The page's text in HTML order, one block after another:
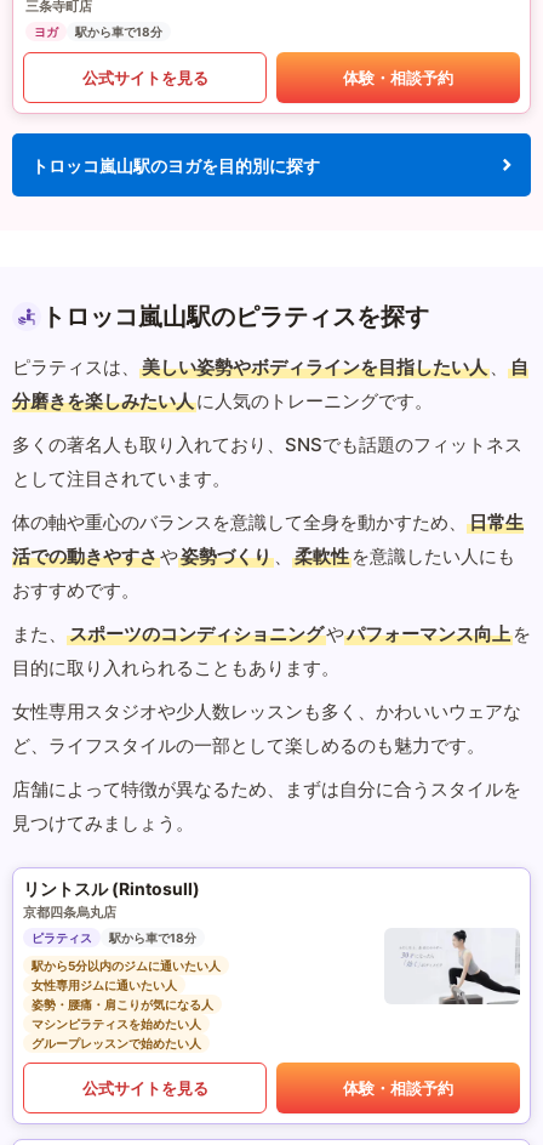
三条寺町店
ヨガ 駅から車で18分
公式サイトを見る 体験・相談予約
トロッコ嵐山駅のヨガを目的別に探す
トロッコ嵐山駅のピラティスを探す
ピラティスは、 美しい姿勢やボディラインを目指したい人 、
自
分磨きを楽しみたい人に人気のトレーニングです。
多くの著名人も取り入れており、SNSでも話題のフィットネス
として注目されています。
体の軸や重心のバランスを意識して全身を動かすため、
日常生
活での動きやすさや姿勢づくり 、 柔軟性 を意識したい人にも
おすすめです。
また、
スポーツのコンディショニングやパフォーマンス向上 を
目的に取り入れられることもあります。
女性専用スタジオや少人数レッスンも多く、かわいいウェアな
ど、ライフスタイルの一部として楽しめるのも魅力です。
店舗によって特徴が異なるため、まずは自分に合うスタイルを
見つけてみましょう。
リントスル (Rintosull)
京都四条烏丸店
ピラティス
駅から車で18分
駅から5分以内のジムに通いたい人
女性専用ジムに通いたい人
姿勢・腰痛・肩こりが気になる人
マシンピラティスを始めたい人
グループレッスンで始めたい人
公式サイトを見る 体験・相談予約